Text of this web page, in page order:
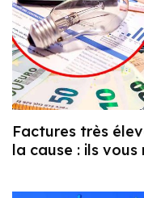
Factures très
la cause : ils vous